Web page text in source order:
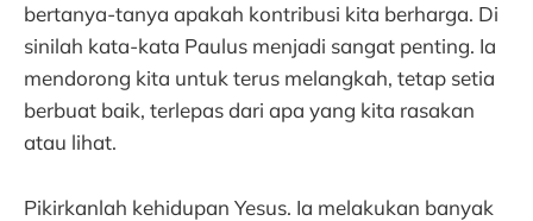
bertanya-tanya apakah kontribusi kita berharga. Di
sinilah kata-kata Paulus menjadi sangat penting. Ia
mendorong kita untuk terus melangkah, tetap setia
berbuat baik, terlepas dari apa yang kita rasakan
atau lihat.
Pikirkanlah kehidupan Yesus. Ia melakukan banyak